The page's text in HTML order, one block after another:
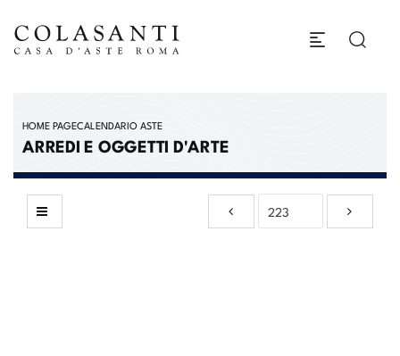
HOME PAGECALENDARIO ASTE
ARREDI E OGGETTI D'ARTE